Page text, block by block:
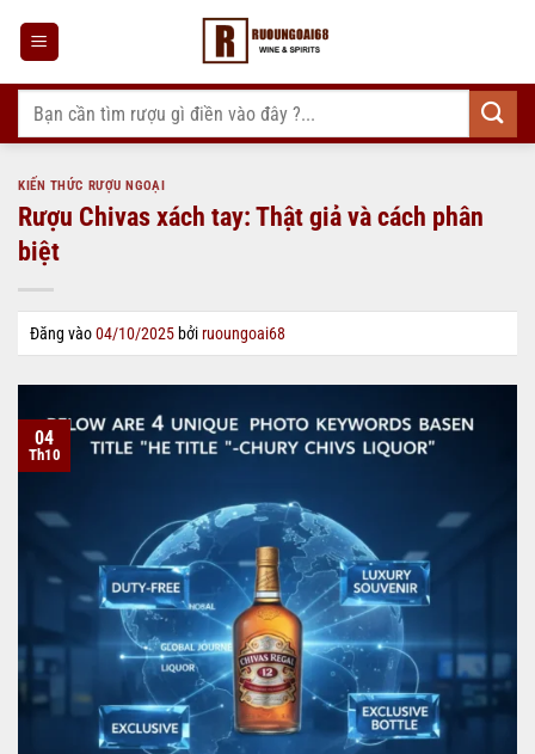
dung
Tìm
kiếm:
KIẾN THỨC RƯỢU NGOẠI
Rượu Chivas xách tay: Thật giả và cách phân
biệt
Đăng vào04/10/2025 bởiruoungoai68
04
Th10